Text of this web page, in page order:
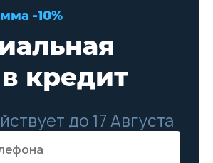
-10%
кредит
до 17 Августа